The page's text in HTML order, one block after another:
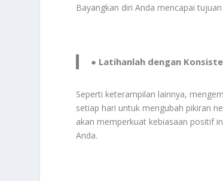
Bayangkan diri Anda mencapai
● Latihanlah dengan
Seperti keterampilan lainnya,
setiap hari untuk mengubah pikiran
akan memperkuat kebiasaan positif
Anda.